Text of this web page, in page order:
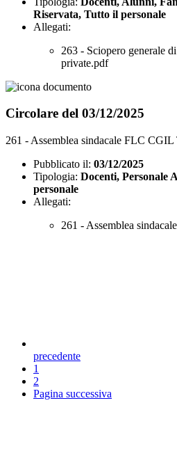
Riservata, Tutto il personale
Allegati:
263 - Sciopero generale
private.pdf
Circolare del 03/12/2025
261 - Assemblea sindacale FLC CGIL
Pubblicato il: 03/12/2025
Tipologia: Docenti, Personale
personale
Allegati:
261 - Assemblea
precedente
1
2
Pagina successiva